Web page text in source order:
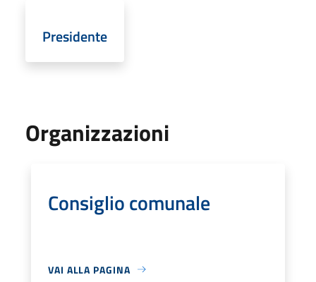
Presidente
Organizzazioni
Consiglio comunale
VAI ALLA PAGINA